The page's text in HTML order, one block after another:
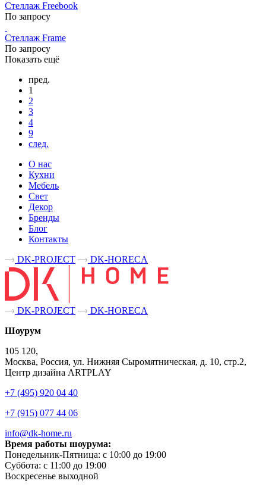
Стеллаж Freebook
По запросу
Стеллаж Frame
По запросу
Показать ещё
пред.
1
2
3
4
9
след.
О нас
Кухни
Мебель
Свет
Декор
Бренды
Блог
Контакты
DK-PROJECT
DK-HORECA
DK-PROJECT
DK-HORECA
Шоурум
105 120,
Москва, Россия, ул. Нижняя Сыромятническая, д. 10, стр.2,
Центр дизайна ARTPLAY
+7 (495) 920 04 40
+7 (915) 077 44 06
info@dk-home.ru
Время работы шоурума:
Понедельник-Пятница: c 10:00 до 19:00
Суббота: c 11:00 до 19:00
Воскресенье выходной